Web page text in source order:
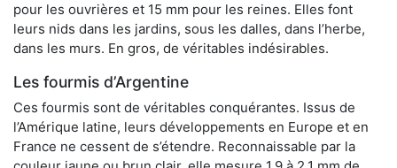
pour les ouvrières et 15 mm pour les reines. Elles font
leurs nids dans les jardins, sous les dalles, dans l’herbe,
dans les murs. En gros, de véritables indésirables.
Les fourmis d’Argentine
Ces fourmis sont de véritables conquérantes. Issus de
l’Amérique latine, leurs développements en Europe et en
France ne cessent de s’étendre. Reconnaissable par la